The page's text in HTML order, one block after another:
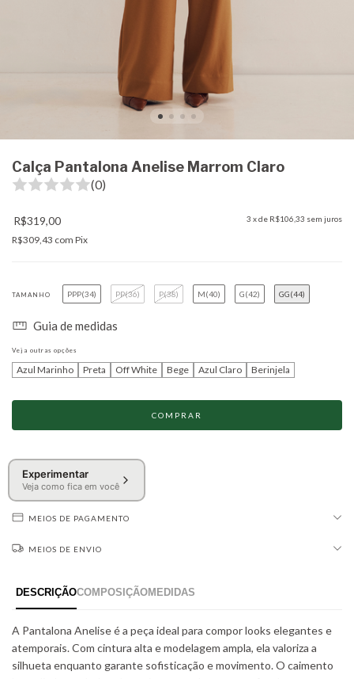
Calça Pantalona Anelise Marrom Claro
(0)
R$319,00 3 x de R$106,33 sem juros
R$309,43 com Pix
TAMANHO PPP(34) PP(36) P(38) M(40) G(42) GG(44)
Guia de medidas
Veja outras opções
Azul Marinho Preta Off White Bege Azul Claro Berinjela
Experimentar
Veja como fica em você
MEIOS DE PAGAMENTO
MEIOS DE ENVIO